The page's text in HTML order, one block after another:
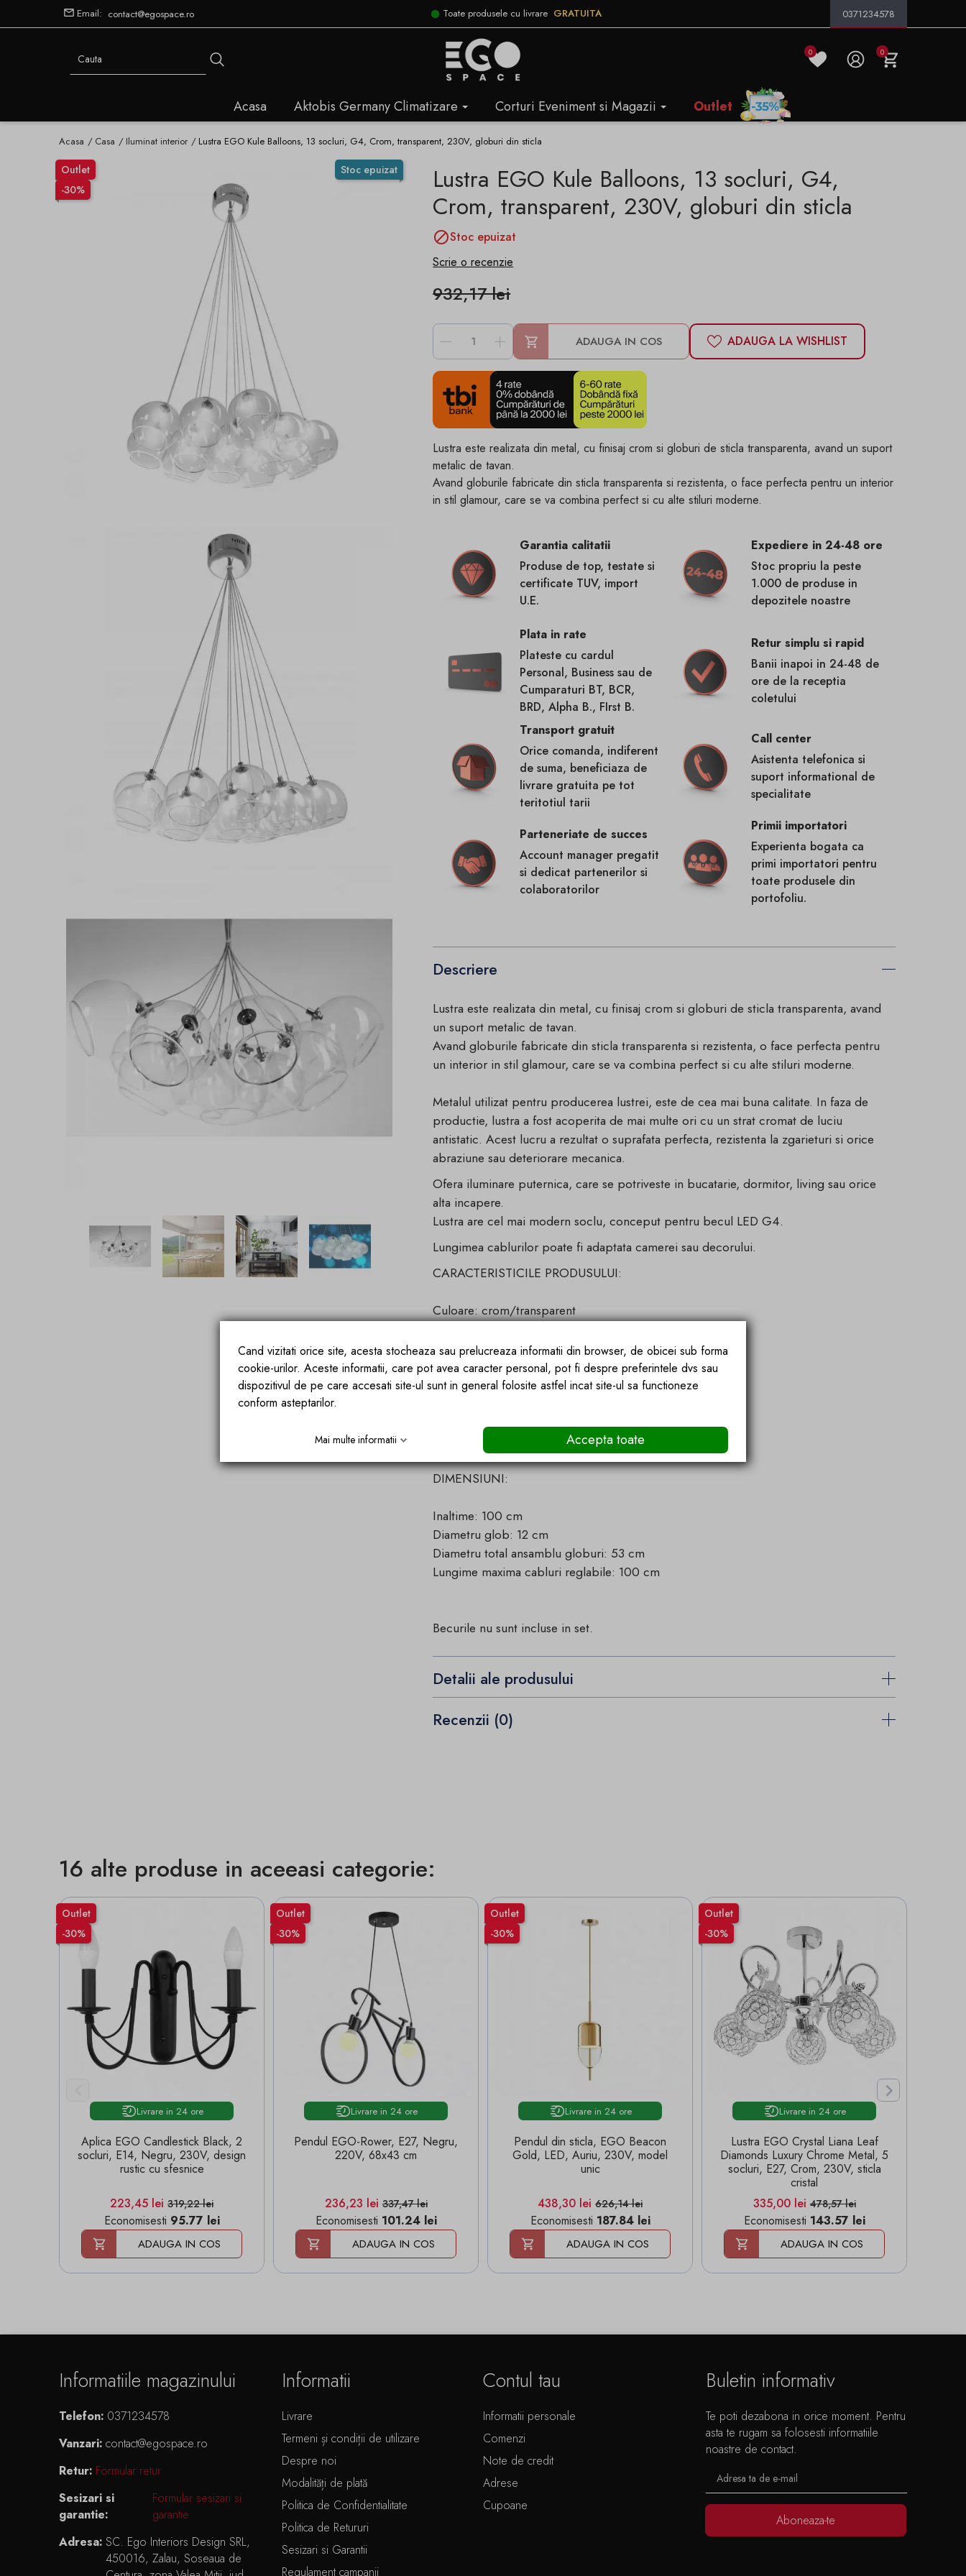
Email: contact@egospace.ro Toate produsele cu livrare GRATUITA 0371234578
0 0
Acasa Aktobis Germany Climatizare Corturi Eveniment si Magazii Outlet
Acasa Casa Iluminat interior Lustra EGO Kule Balloons, 13 socluri, G4, Crom, transparent, 230V, globuri din sticla
Stoc epuizat
Outlet
-30%
Lustra EGO Kule Balloons, 13 socluri, G4,
Crom, transparent, 230V, globuri din sticla
Stoc epuizat
Scrie o recenzie
932,17 lei
- + ADAUGA IN COS ADAUGA LA WISHLIST
Lustra este realizata din metal, cu finisaj crom si globuri de sticla transparenta, avand un suport
metalic de tavan.
Avand globurile fabricate din sticla transparenta si rezistenta, o face perfecta pentru un interior
in stil glamour, care se va combina perfect si cu alte stiluri moderne.
Garantia calitatii
Produse de top, testate si
certificate TUV, import
U.E.
Expediere in 24-48 ore
Stoc propriu la peste
1.000 de produse in
depozitele noastre
Plata in rate
Plateste cu cardul
Personal, Business sau de
Cumparaturi BT, BCR,
BRD, Alpha B., FIrst B.
Retur simplu si rapid
Banii inapoi in 24-48 de
ore de la receptia
coletului
Transport gratuit
Orice comanda, indiferent
de suma, beneficiaza de
livrare gratuita pe tot
teritotiul tarii
Call center
Asistenta telefonica si
suport informational de
specialitate
Parteneriate de succes
Account manager pregatit
si dedicat partenerilor si
colaboratorilor
Primii importatori
Experienta bogata ca
primi importatori pentru
toate produsele din
portofoliu.
Descriere
Lustra este realizata din metal, cu finisaj crom si globuri de sticla transparenta, avand
un suport metalic de tavan.
Avand globurile fabricate din sticla transparenta si rezistenta, o face perfecta pentru
un interior in stil glamour, care se va combina perfect si cu alte stiluri moderne.
Metalul utilizat pentru producerea lustrei, este de cea mai buna calitate. In faza de
productie, lustra a fost acoperita de mai multe ori cu un strat cromat de luciu
antistatic. Acest lucru a rezultat o suprafata perfecta, rezistenta la zgarieturi si orice
abraziune sau deteriorare mecanica.
Ofera iluminare puternica, care se potriveste in bucatarie, dormitor, living sau orice
alta incapere.
Lustra are cel mai modern soclu, conceput pentru becul LED G4.
Lungimea cablurilor poate fi adaptata camerei sau decorului.
CARACTERISTICILE PRODUSULUI:
Culoare: crom/transparent
Design unic modern in stilul glamour
Constructie solida
Asamblare rapida si fara probleme
Set de montare inclus
DIMENSIUNI:
Inaltime: 100 cm
Diametru glob: 12 cm
Diametru total ansamblu globuri: 53 cm
Lungime maxima cabluri reglabile: 100 cm
Becurile nu sunt incluse in set.
Detalii ale produsului
Recenzii (0)
16 alte produse in aceeasi categorie:
Outlet
-30%
Livrare in 24 ore
Aplica EGO Candlestick Black, 2
socluri, E14, Negru, 230V, design
rustic cu sfesnice
Pret
223,45 leiPret de baza
319,22 lei
Economisesti 95.77 lei
ADAUGA IN COS
Outlet
-30%
Livrare in 24 ore
Pendul EGO-Rower, E27, Negru,
220V, 68x43 cm
Pret
236,23 leiPret de baza
337,47 lei
Economisesti 101.24 lei
ADAUGA IN COS
Outlet
-30%
Livrare in 24 ore
Pendul din sticla, EGO Beacon
Gold, LED, Auriu, 230V, model
unic
Pret
438,30 leiPret de baza
626,14 lei
Economisesti 187.84 lei
ADAUGA IN COS
Outlet
-30%
Livrare in 24 ore
Lustra EGO Crystal Liana Leaf
Diamonds Luxury Chrome Metal, 5
socluri, E27, Crom, 230V, sticla
cristal
Pret
335,00 leiPret de baza
478,57 lei
Economisesti 143.57 lei
ADAUGA IN COS

Informatiile magazinului
Telefon: 0371234578
Vanzari: contact@egospace.ro
Retur: Formular retur
Sesizari si
garantie:
Formular sesizari si
garantie
Adresa: SC. Ego Interiors Design SRL,
450016, Zalau, Soseaua de
Informatii
Livrare
Termeni și condiții de utilizare
Despre noi
Modalități de plată
Politica de Confidentialitate
Politica de Retururi
Sesizari si Garantii
Regulament campanii
Contul tau
Informatii personale
Comenzi
Note de credit
Adrese
Cupoane
Buletin informativ
Te poti dezabona in orice moment. Pentru
asta te rugam sa folosesti informatiile
noastre de contact.
Aboneaza-te
Cand vizitati orice site, acesta stocheaza sau prelucreaza informatii din browser, de obicei sub forma
cookie-urilor. Aceste informatii, care pot avea caracter personal, pot fi despre preferintele dvs sau
dispozitivul de pe care accesati site-ul sunt in general folosite astfel incat site-ul sa functioneze
conform asteptarilor.
Mai multe informatii Accepta toate